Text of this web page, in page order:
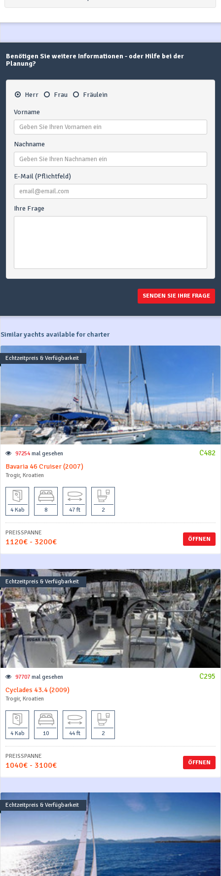
Benötigen Sie weitere Informationen - oder Hilfe bei der
Planung?
Herr Frau Fräulein
Vorname
Nachname
E-Mail (Pflichtfeld)
Ihre Frage
SENDEN SIE IHRE FRAGE
Similar yachts available for charter
Echtzeitpreis & Verfügbarkeit
C482
97254mal gesehen
Bavaria 46 Cruiser (2007)
Trogir, Kroatien
4 Kab 8 47 ft 2
ÖFFNEN
PREISSPANNE
1120€ - 3200€
Echtzeitpreis & Verfügbarkeit
C295
97707 mal gesehen
Cyclades 43.4 (2009)
Trogir, Kroatien
4 Kab 10 44 ft 2
ÖFFNEN
PREISSPANNE
1040€ - 3100€
Echtzeitpreis & Verfügbarkeit